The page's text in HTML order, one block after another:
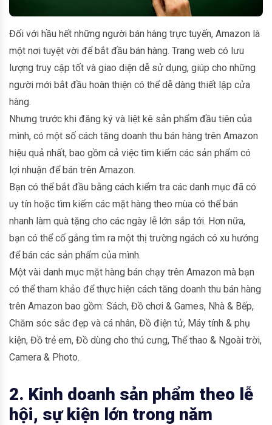
Đối với hầu hết những người bán hàng trực tuyến, Amazon là
một nơi tuyệt vời để bắt đầu bán hàng. Trang web có lưu
lượng truy cập tốt và giao diện dễ sử dụng, giúp cho những
người mới bắt đầu hoàn thiện có thể dễ dàng thiết lập cửa
hàng.
Nhưng trước khi đăng ký và liệt kê sản phẩm đầu tiên của
mình, có một số cách tăng doanh thu bán hàng trên Amazon
hiệu quả nhất, bao gồm cả việc tìm kiếm các sản phẩm có
lợi nhuận để bán trên Amazon.
Bạn có thể bắt đầu bằng cách kiểm tra các danh mục đã có
uy tín hoặc tìm kiếm các mặt hàng theo mùa có thể bán
nhanh làm quà tặng cho các ngày lễ lớn sắp tới. Hơn nữa,
bạn có thể cố gắng tìm ra một thị trường ngách có xu hướng
để bán các sản phẩm của mình.
Một vài danh mục mặt hàng bán chạy trên Amazon mà bạn
có thể tham khảo để thực hiện cách tăng doanh thu bán hàng
trên Amazon bao gồm: Sách, Đồ chơi & Games, Nhà & Bếp,
Chăm sóc sắc đẹp và cá nhân, Đồ điện tử, Máy tính & phụ
kiện, Đồ trẻ em, Đồ dùng cho thú cưng, Thể thao & Ngoài trời,
Camera & Photo.
2. Kinh doanh sản phẩm theo lễ
hội, sự kiện lớn trong năm